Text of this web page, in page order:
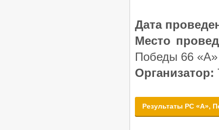
Дата
Место
Победы 66 «А»
Организатор:
Результаты РС «А»,